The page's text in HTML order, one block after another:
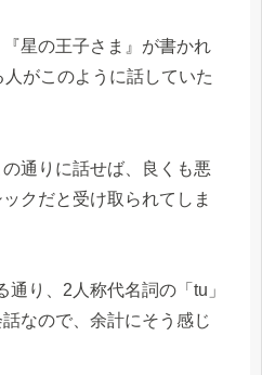
星の王子さま』が書かれ
がこのように話していた
通りに話せば、良くも悪
クだと受け取られてしま
り、2人称代名詞の「tu」
なので、余計にそう感じ